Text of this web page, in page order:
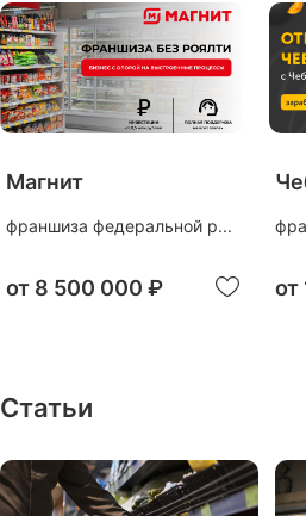
Магнит
франшиза федеральной р...
от 8 500 000 ₽ от
Статьи